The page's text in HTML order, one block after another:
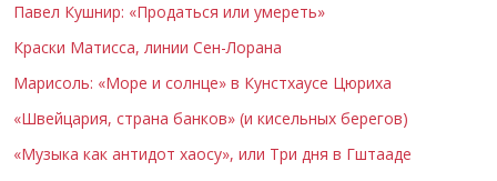
Павел Кушнир: «Продаться или умереть»
Краски Матисса, линии Сен-Лорана
Марисоль: «Море и солнце» в Кунстхаусе Цюриха
«Швейцария, страна банков» (и кисельных берегов)
«Музыка как антидот хаосу», или Три дня в Гштааде